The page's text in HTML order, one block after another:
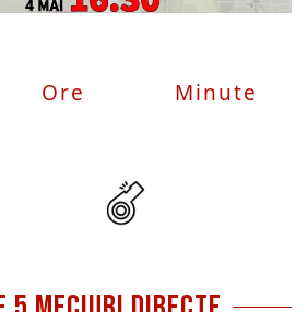
Ore Minute